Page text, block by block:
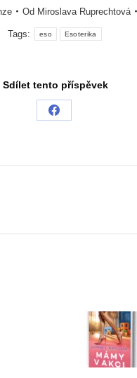
Od Miroslava Ruprechtová
Tags: eso Esoterika
Sdílet tento příspěvek
Share